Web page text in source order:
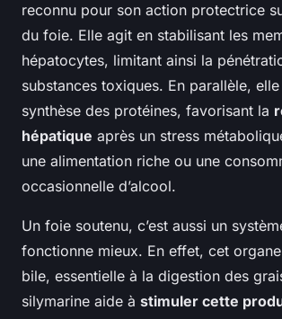
reconnu pour son action protectrice
du foie. Elle agit en stabilisant les
hépatocytes, limitant ainsi la
substances toxiques. En parallèle,
synthèse des protéines, favorisant la
hépatique après un stress
une alimentation riche ou une
occasionnelle d’alcool.
Un foie soutenu, c’est aussi un
fonctionne mieux. En effet, cet
bile, essentielle à la digestion des
silymarine aide à stimuler cette